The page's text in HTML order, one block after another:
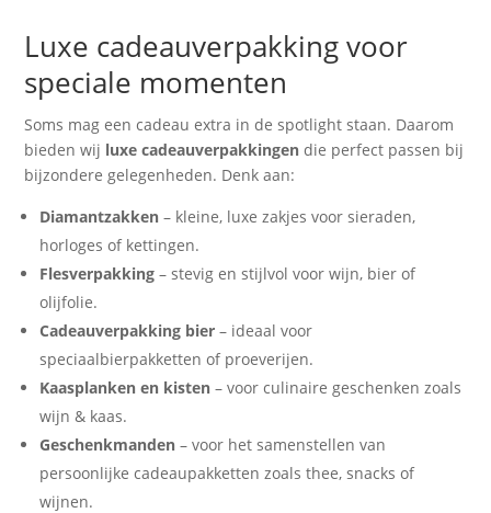
Luxe cadeauverpakking voor
speciale momenten
Soms mag een cadeau extra in de spotlight staan. Daarom
bieden wij luxe cadeauverpakkingen die perfect passen bij
bijzondere gelegenheden. Denk aan:
Diamantzakken – kleine, luxe zakjes voor sieraden,
horloges of kettingen.
Flesverpakking – stevig en stijlvol voor wijn, bier of
olijfolie.
Cadeauverpakking bier – ideaal voor
speciaalbierpakketten of proeverijen.
Kaasplanken en kisten – voor culinaire geschenken zoals
wijn & kaas.
Geschenkmanden – voor het samenstellen van
persoonlijke cadeaupakketten zoals thee, snacks of
wijnen.